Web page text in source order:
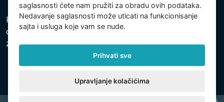
Kompanija je registrovana u Opštinskom sudu u Pragu,
odeljak C, uložak 74759, Identifikacioni broj kompanije:
26150808, Poreski identifikacioni broj: CZ26150808.
saglasnosti ćete nam pružiti za obradu ovih podataka.
Nedavanje saglasnosti može uticati na funkcionisanje
sajta i usluga koje vam se nude.
Prihvati sve
Upravljanje kolačićima